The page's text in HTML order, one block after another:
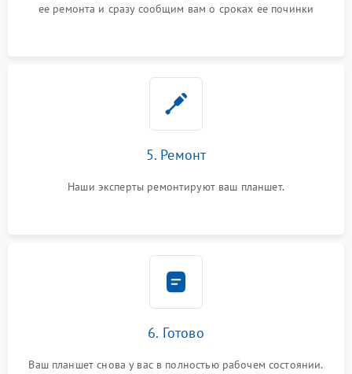
ее ремонта и сразу сообщим вам о сроках ее починки
5. Ремонт
Наши эксперты ремонтируют ваш планшет.
6. Готово
Ваш планшет снова у вас в полностью рабочем состоянии.